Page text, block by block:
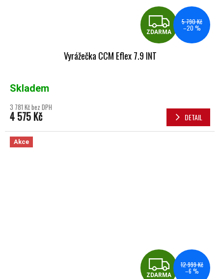
ZDARMA
5 790 Kč
–20 %
Vyrážečka CCM Eflex 7.9 INT
Skladem
3 781 Kč bez DPH
4 575 Kč DETAIL
Akce
ZDARMA
12 999 Kč
–6 %